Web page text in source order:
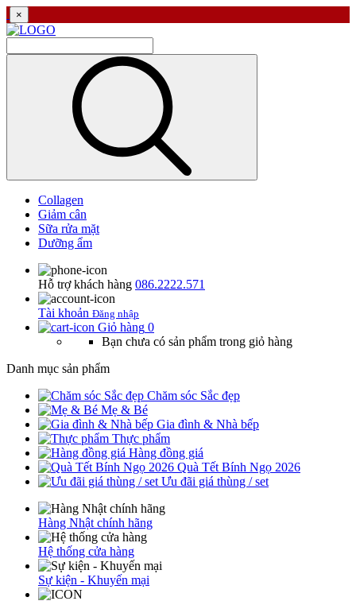
×
Collagen
Giảm cân
Sữa rửa mặt
Dưỡng ẩm
Hỗ trợ khách hàng 086.2222.571
Tài khoản Đăng nhập
Giỏ hàng 0
Bạn chưa có sản phẩm trong giỏ hàng
Danh mục sản phẩm
Chăm sóc Sắc đẹp
Mẹ & Bé
Gia đình & Nhà bếp
Thực phẩm
Hàng đồng giá
Quà Tết Bính Ngọ 2026
Ưu đãi giá thùng / set
Hàng Nhật chính hãng
Hệ thống cửa hàng
Sự kiện - Khuyến mại